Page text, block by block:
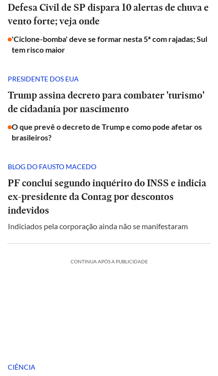
Defesa Civil de SP dispara 10 alertas de chuva e
vento forte; veja onde
'Ciclone-bomba' deve se formar nesta 5ª com rajadas; Sul
tem risco maior
PRESIDENTE DOS EUA
Trump assina decreto para combater 'turismo'
de cidadania por nascimento
O que prevê o decreto de Trump e como pode afetar os
brasileiros?
BLOG DO FAUSTO MACEDO
PF conclui segundo inquérito do INSS e indicia
ex-presidente da Contag por descontos
indevidos
Indiciados pela corporação ainda não se manifestaram
CONTINUA APÓS A PUBLICIDADE
CIÊNCIA